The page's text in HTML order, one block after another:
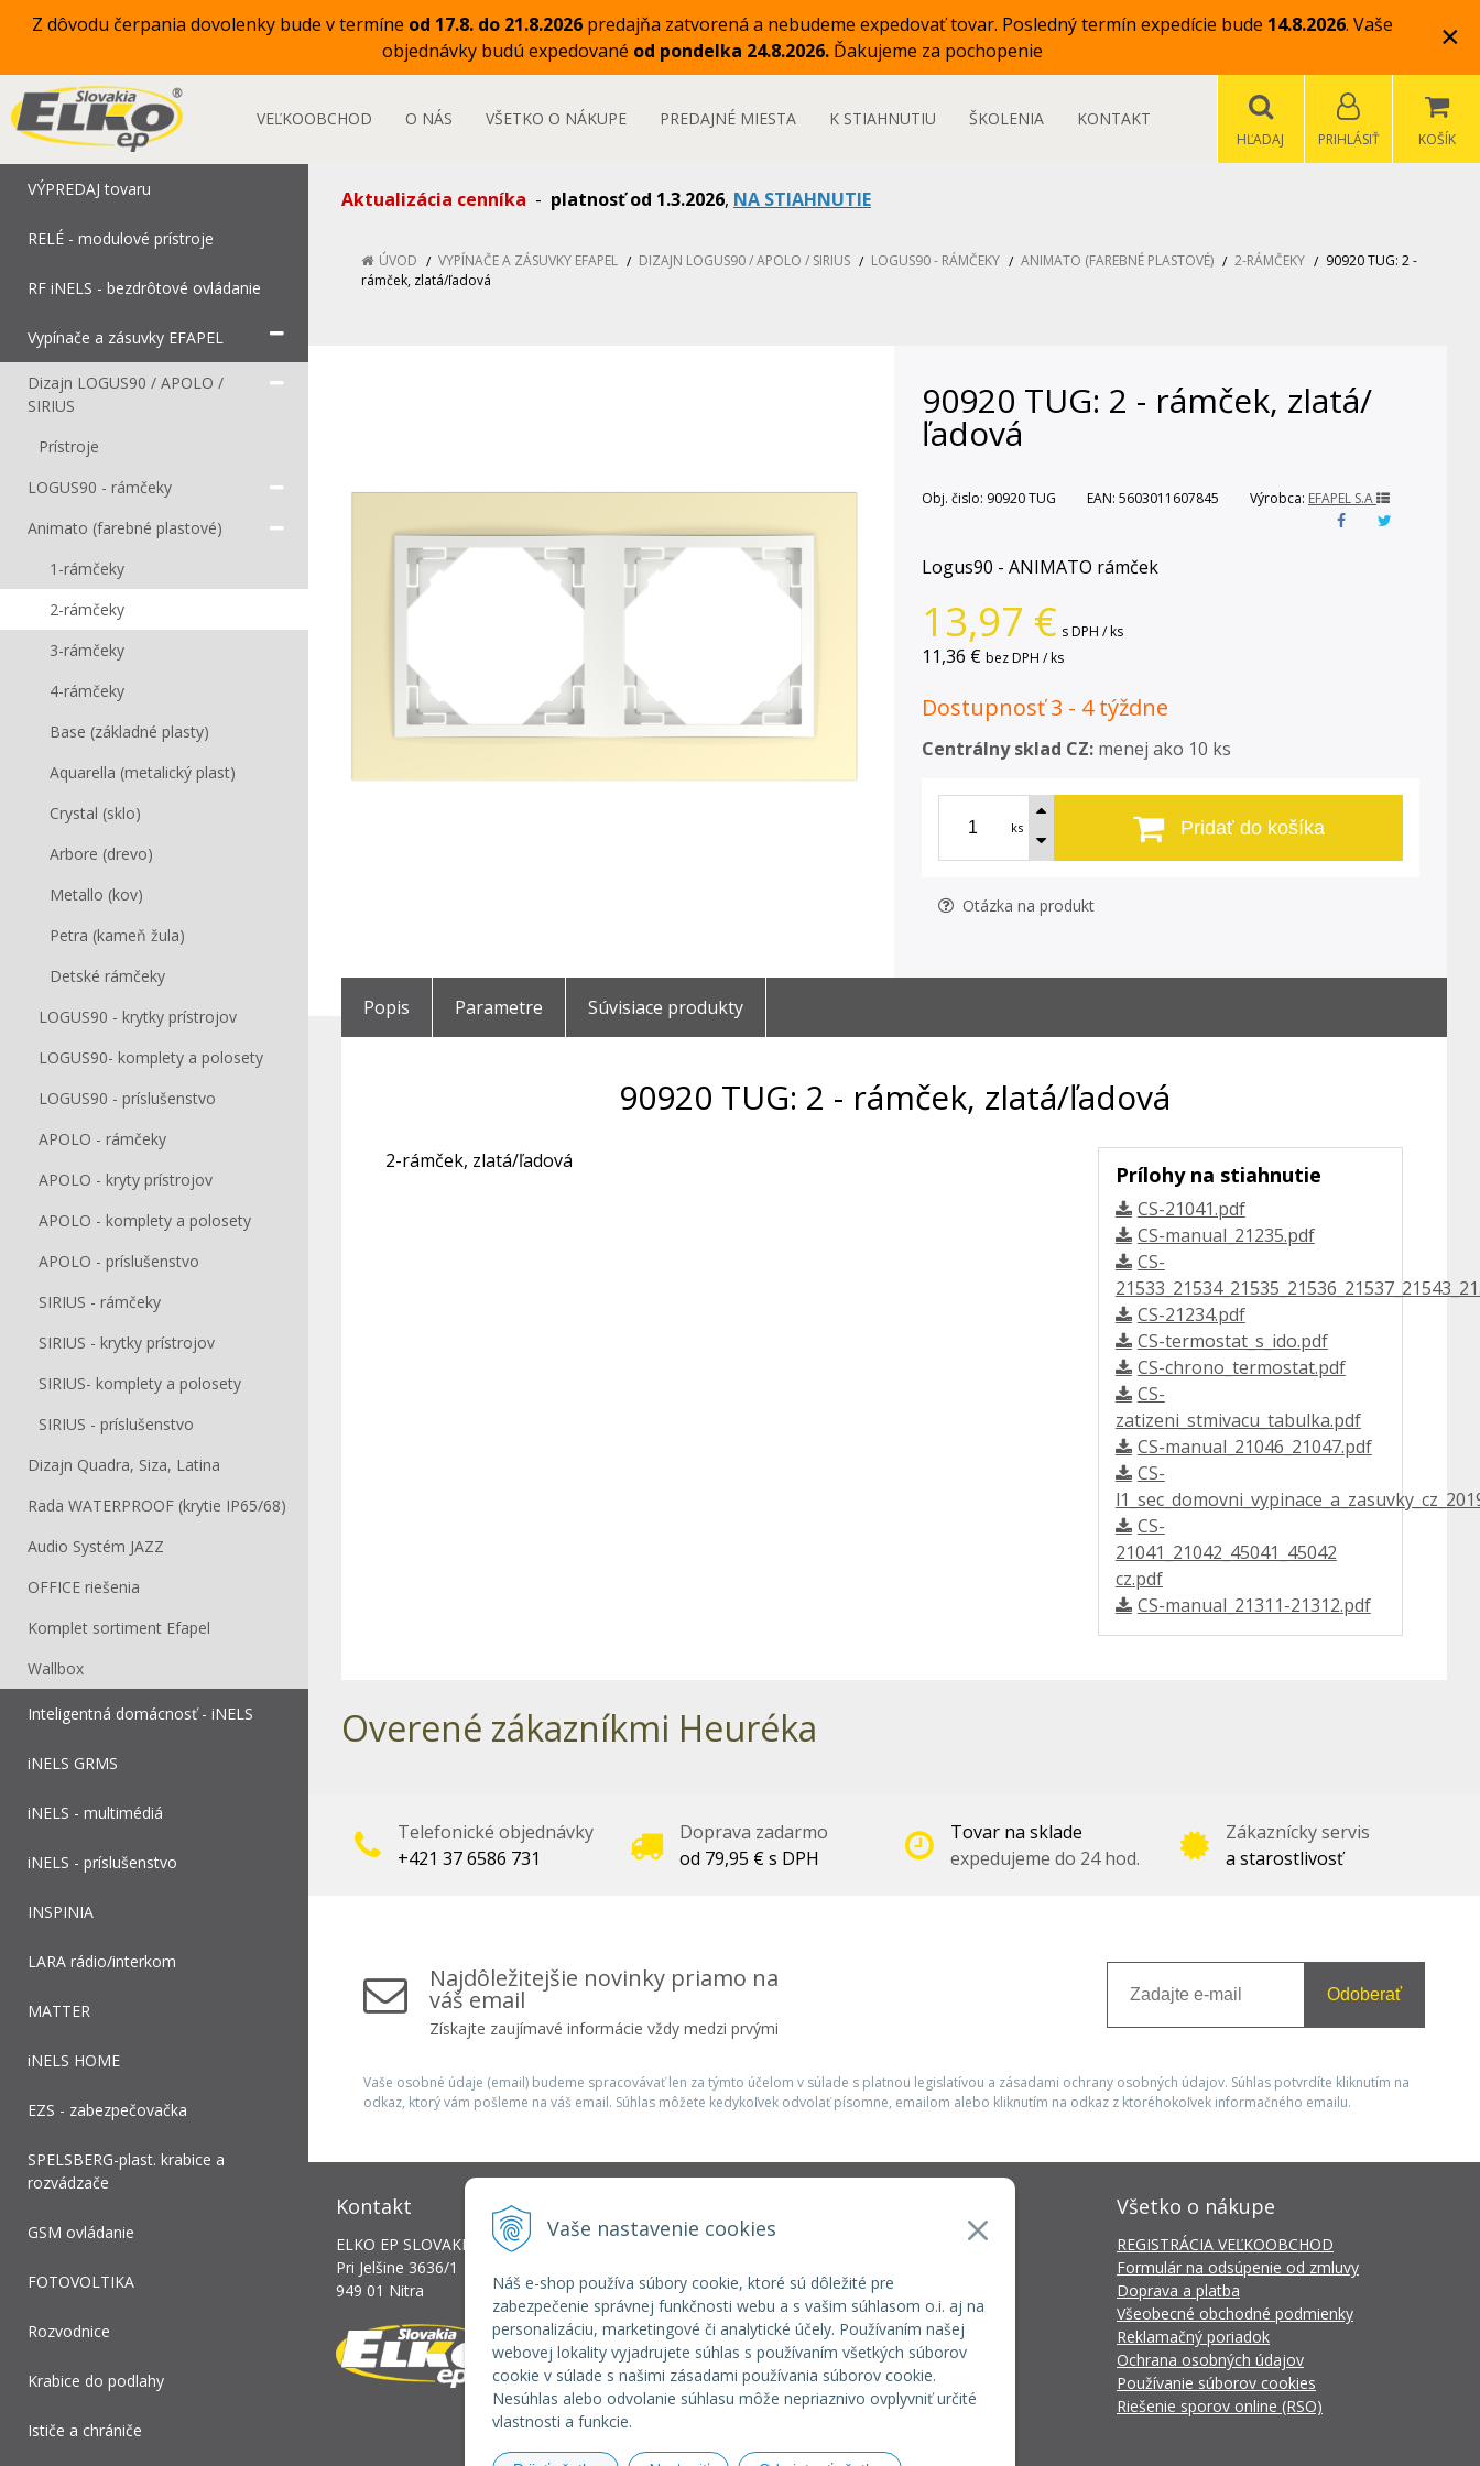
Vaše nastavenie cookies
Náš e-shop používa súbory cookie, ktoré sú dôležité pre
zabezpečenie správnej funkčnosti webu a s vašim súhlasom o.i. aj na
personalizáciu, marketingové či analytické účely. Používaním našej
webovej lokality vyjadrujete súhlas s používaním všetkých súborov
cookie v súlade s našimi zásadami používania súborov cookie.
Nesúhlas alebo odvolanie súhlasu môže nepriaznivo ovplyvniť určité
vlastnosti a funkcie.
Z dôvodu čerpania dovolenky bude v termíne od 17.8. do 21.8.2026 predajňa zatvorená a nebudeme expedovať tovar. Posledný termín expedície bude 14.8.2026. Vaše
objednávky budú expedované od pondelka 24.8.2026. Ďakujeme za pochopenie ×
VEĽKOOBCHOD O NÁS VŠETKO O NÁKUPE PREDAJNÉ MIESTA K STIAHNUTIU ŠKOLENIA KONTAKT
KOŠÍK
PRIHLÁSIŤ
HĽADAJ
VÝPREDAJ tovaru
RELÉ - modulové prístroje
RF iNELS - bezdrôtové ovládanie
Vypínače a zásuvky EFAPEL
Dizajn LOGUS90 / APOLO /
SIRIUS
Prístroje
LOGUS90 - rámčeky
Animato (farebné plastové)
1-rámčeky
2-rámčeky
3-rámčeky
4-rámčeky
Base (základné plasty)
Aquarella (metalický plast)
Crystal (sklo)
Arbore (drevo)
Metallo (kov)
Petra (kameň žula)
Detské rámčeky
LOGUS90 - krytky prístrojov
LOGUS90- komplety a polosety
LOGUS90 - príslušenstvo
APOLO - rámčeky
APOLO - kryty prístrojov
APOLO - komplety a polosety
APOLO - príslušenstvo
SIRIUS - rámčeky
SIRIUS - krytky prístrojov
SIRIUS- komplety a polosety
SIRIUS - príslušenstvo
Dizajn Quadra, Siza, Latina
Rada WATERPROOF (krytie IP65/68)
Audio Systém JAZZ
OFFICE riešenia
Komplet sortiment Efapel
Wallbox
Inteligentná domácnosť - iNELS
iNELS GRMS
iNELS - multimédiá
iNELS - príslušenstvo
INSPINIA
LARA rádio/interkom
MATTER
iNELS HOME
EZS - zabezpečovačka
SPELSBERG-plast. krabice a
rozvádzače
GSM ovládanie
FOTOVOLTIKA
Rozvodnice
Krabice do podlahy
Ističe a chrániče
Aktualizácia cenníka - platnosť od 1.3.2026, NA STIAHNUTIE
ÚVOD VYPÍNAČE A ZÁSUVKY EFAPEL DIZAJN LOGUS90 / APOLO / SIRIUS LOGUS90 - RÁMČEKY ANIMATO (FAREBNÉ PLASTOVÉ) 2-RÁMČEKY
90920 TUG: 2 -
rámček, zlatá/ľadová
90920 TUG: 2 - rámček, zlatá/
ľadová
Obj. čislo: 90920 TUG EAN: 5603011607845 Výrobca: EFAPEL S.A
Logus90 - ANIMATO rámček
13,97 € s DPH / ks
11,36 € bez DPH / ks
Dostupnosť 3 - 4 týždne
Centrálny sklad CZ: menej ako 10 ks
ks Pridať do košíka
Otázka na produkt
Popis Parametre Súvisiace produkty
90920 TUG: 2 - rámček, zlatá/ľadová
Prílohy na stiahnutie
CS-21041.pdf
CS-manual_21235.pdf
CS-
CS-21234.pdf
CS-termostat_s_ido.pdf
CS-chrono_termostat.pdf
CS-
zatizeni_stmivacu_tabulka.pdf
CS-manual_21046_21047.pdf
CS-
CS-
21041_21042_45041_45042
cz.pdf
CS-manual_21311-21312.pdf
2-rámček, zlatá/ľadová
Overené zákazníkmi Heuréka
Telefonické objednávky
+421 37 6586 731
Doprava zadarmo
od 79,95 € s DPH
Tovar na sklade
expedujeme do 24 hod.
Zákaznícky servis
a starostlivosť
Najdôležitejšie novinky priamo na
váš email
Získajte zaujímavé informácie vždy medzi prvými
Odoberať
Vaše osobné údaje (email) budeme spracovávať len za týmto účelom v súlade s platnou legislatívou a zásadami ochrany osobných údajov. Súhlas potvrdíte kliknutím na
odkaz, ktorý vám pošleme na váš email. Súhlas môžete kedykoľvek odvolať písomne, emailom alebo kliknutím na odkaz z ktoréhokoľvek informačného emailu.
Kontakt
ELKO EP SLOVAKIA, s.r.o.
Pri Jelšine 3636/1
949 01 Nitra
+421 37 6586 731
+421 907 982 328
Všetko o nákupe
REGISTRÁCIA VEĽKOOBCHOD
Formulár na odsúpenie od zmluvy
Doprava a platba
Všeobecné obchodné podmienky
Reklamačný poriadok
Ochrana osobných údajov
Používanie súborov cookies
Riešenie sporov online (RSO)